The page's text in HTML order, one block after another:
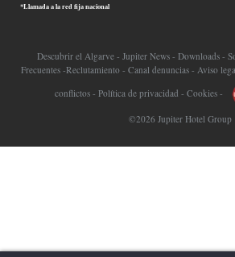
*Llamada a la red fija nacional
Descubrir el Algarve- Jupiter News- Downloads-
Frecuentes-Reclutamiento- Canal denuncias- Aviso
conflictos - Política de privacidad - Cookies -
©2026 Jupiter Hotel Group